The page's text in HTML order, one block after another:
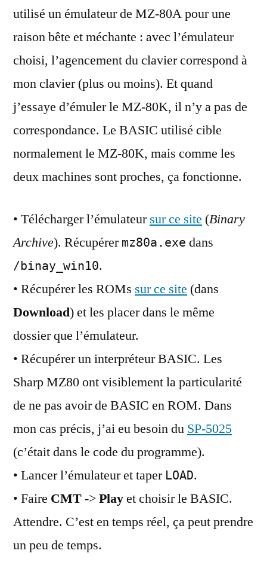
utilisé un émulateur de MZ-80A pour une
raison bête et méchante : avec l’émulateur
choisi, l’agencement du clavier correspond à
mon clavier (plus ou moins). Et quand
j’essaye d’émuler le MZ-80K, il n’y a pas de
correspondance. Le BASIC utilisé cible
normalement le MZ-80K, mais comme les
deux machines sont proches, ça fonctionne.
• Télécharger l’émulateursur ce site (Binary
Archive). Récupérer mz80a.exe dans
/binay_win10.
• Récupérer les ROMs sur ce site (dans
Download) et les placer dans le même
dossier que l’émulateur.
• Récupérer un interpréteur BASIC. Les
Sharp MZ80 ont visiblement la particularité
de ne pas avoir de BASIC en ROM. Dans
mon cas précis, j’ai eu besoin du SP-5025
(c’était dans le code du programme).
• Lancer l’émulateur et taper LOAD.
• Faire CMT->Playet choisir le BASIC.
Attendre. C’est en temps réel, ça peut prendre
un peu de temps.